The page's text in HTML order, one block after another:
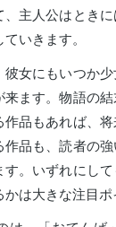
、主人公はとき
いきます。
彼女にもいつか
来ます。物語の
作品もあれば、
作品も、読者の
す。いずれにし
は大きな注目ポ